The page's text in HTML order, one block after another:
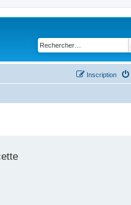
Inscription